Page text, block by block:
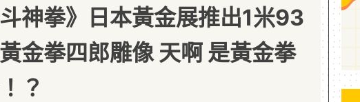
斗神拳》日本黃金展推出1米93
金拳四郎雕像 天啊 是黃金拳
？